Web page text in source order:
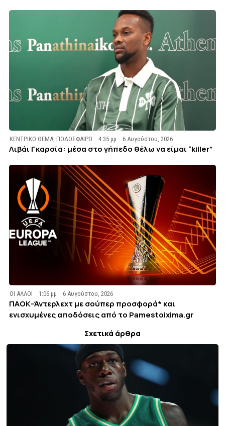
ΚΕΝΤΡΙΚΟ ΘΕΜΑ,ΠΟΔΟΣΦΑΙΡΟ 4:35 μμ 6 Αυγούστου, 2026
Λιβάι Γκαρσία: μέσα στο γήπεδο θέλω να είμαι “killer”
ΟΙ ΑΛΛΟΙ 1:06 μμ 6 Αυγούστου, 2026
ΠΑΟΚ-Άντερλεχτ με σούπερ προσφορά* και
ενισχυμένες αποδόσεις από το Pamestoixima.gr
Σχετικά άρθρα